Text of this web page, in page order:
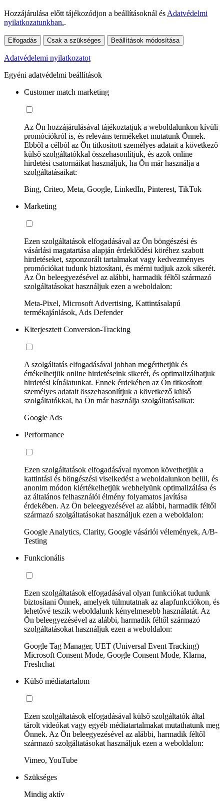
Hozzájárulása előtt tájékozódjon a beállításoknál és Adatvédelmi
nyilatkozatunkban..
Elfogadás Csak a szükséges Beállítások módosítása
Adatvédelemi nyilatkozatot
Egyéni adatvédelmi beállítások
Customer match marketing
Az Ön hozzájárulásával tájékoztatjuk a weboldalunkon kívüli
promóciókról is, és releváns termékeket mutatunk Önnek.
Ebből a célból az Ön titkosított személyes adatait a következő
külső szolgáltatókkal összehasonlítjuk, és azok online
hirdetési csatornáikat használjuk, ha Ön már használja a
szolgáltatásaikat:
Bing, Criteo, Meta, Google, LinkedIn, Pinterest, TikTok
Marketing
Ezen szolgáltatások elfogadásával az Ön böngészési és
vásárlási magatartása alapján érdeklődési köréhez szabott
hirdetéseket, szponzorált tartalmakat vagy kedvezményes
promóciókat tudunk biztosítani, és mérni tudjuk azok sikerét.
Az Ön beleegyezésével az alábbi, harmadik féltől származó
szolgáltatásokat használjuk ezen a weboldalon:
Meta-Pixel, Microsoft Advertising, Kattintásalapú
termékajánlások, Ads Defender
Kiterjesztett Conversion-Tracking
A szolgáltatás elfogadásával jobban megérthetjük és
értékelhetjük online hirdetéseink sikerét, és optimalizálhatjuk
hirdetési kínálatunkat. Ennek érdekében az Ön titkosított
személyes adatait összehasonlítjuk a következő külső
szolgáltatókkal, ha Ön már használja szolgáltatásaikat:
Google Ads
Performance
Ezen szolgáltatások elfogadásával nyomon követhetjük a
kattintási és böngészési viselkedést a weboldalunkon belül, és
anonim módon kiértékelhetjük webhelyünk optimalizálása és
az általános felhasználói élmény folyamatos javítása
érdekében. Az Ön beleegyezésével az alábbi, harmadik féltől
származó szolgáltatásokat használjuk ezen a weboldalon:
Google Analytics, Clarity, Google vásárlói vélemények, A/B-
Testing
Funkcionális
Ezen szolgáltatások elfogadásával olyan funkciókat tudunk
biztosítani Önnek, amelyek túlmutatnak az alapfunkciókon, és
lehetővé teszik weboldalunk kényelmesebb használatát. Az
Ön beleegyezésével az alábbi, harmadik féltől származó
szolgáltatásokat használjuk ezen a weboldalon:
Google Tag Manager, UET (Universal Event Tracking)
Microsoft Consent Mode, Google Consent Mode, Klarna,
Freshchat
Külső médiatartalom
Ezen szolgáltatások elfogadásával külső szolgáltatók által
tárolt videókat vagy egyéb médiatartalmakat mutathatunk meg
Önnek. Az Ön beleegyezésével az alábbi, harmadik féltől
származó szolgáltatásokat használjuk ezen a weboldalon:
Vimeo, YouTube
Szükséges
Mindig aktív